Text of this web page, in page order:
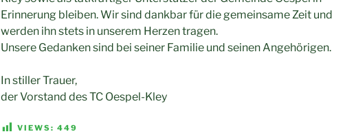
Erinnerung bleiben. Wir sind dankbar für die gemeinsame Zeit und
werden ihn stets in unserem Herzen tragen.
Unsere Gedanken sind bei seiner Familie und seinen Angehörigen.
In stiller Trauer,
der Vorstand des TC Oespel-Kley
VIEWS: 449